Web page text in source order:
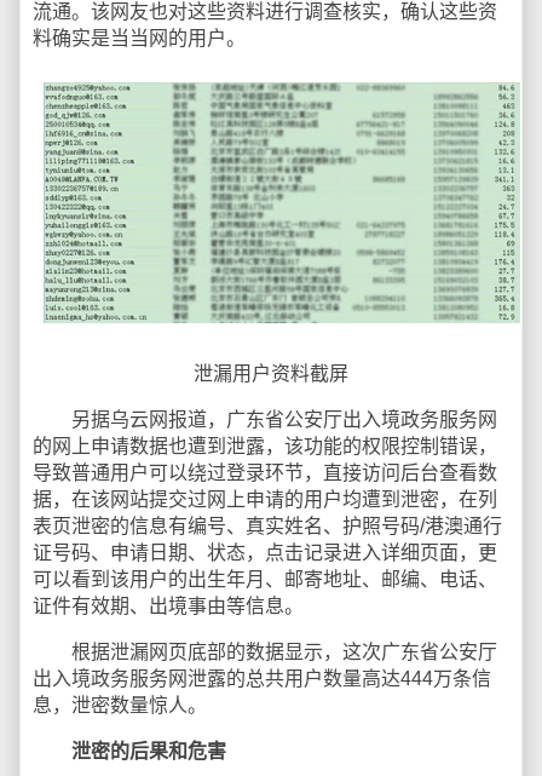
流通。该网友也对这些资料进行调查核实，确认这些资
料确实是当当网的用户。
泄漏用户资料截屏
另据乌云网报道，广东省公安厅出入境政务服务网
的网上申请数据也遭到泄露，该功能的权限控制错误，
导致普通用户可以绕过登录环节，直接访问后台查看数
据，在该网站提交过网上申请的用户均遭到泄密，在列
表页泄密的信息有编号、真实姓名、护照号码/港澳通行
证号码、申请日期、状态，点击记录进入详细页面，更
可以看到该用户的出生年月、邮寄地址、邮编、电话、
证件有效期、出境事由等信息。
根据泄漏网页底部的数据显示，这次广东省公安厅
出入境政务服务网泄露的总共用户数量高达444万条信
息，泄密数量惊人。
泄密的后果和危害